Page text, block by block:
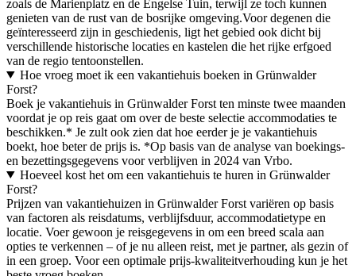
zoals de Marienplatz en de Engelse Tuin, terwijl ze toch kunnen
genieten van de rust van de bosrijke omgeving.Voor degenen die
geïnteresseerd zijn in geschiedenis, ligt het gebied ook dicht bij
verschillende historische locaties en kastelen die het rijke erfgoed
van de regio tentoonstellen.
Hoe vroeg moet ik een vakantiehuis boeken in Grünwalder
Forst?
Boek je vakantiehuis in Grünwalder Forst ten minste twee maanden
voordat je op reis gaat om over de beste selectie accommodaties te
beschikken.* Je zult ook zien dat hoe eerder je je vakantiehuis
boekt, hoe beter de prijs is. *Op basis van de analyse van boekings-
en bezettingsgegevens voor verblijven in 2024 van Vrbo.
Hoeveel kost het om een vakantiehuis te huren in Grünwalder
Forst?
Prijzen van vakantiehuizen in Grünwalder Forst variëren op basis
van factoren als reisdatums, verblijfsduur, accommodatietype en
locatie. Voer gewoon je reisgegevens in om een breed scala aan
opties te verkennen – of je nu alleen reist, met je partner, als gezin of
in een groep. Voor een optimale prijs-kwaliteitverhouding kun je het